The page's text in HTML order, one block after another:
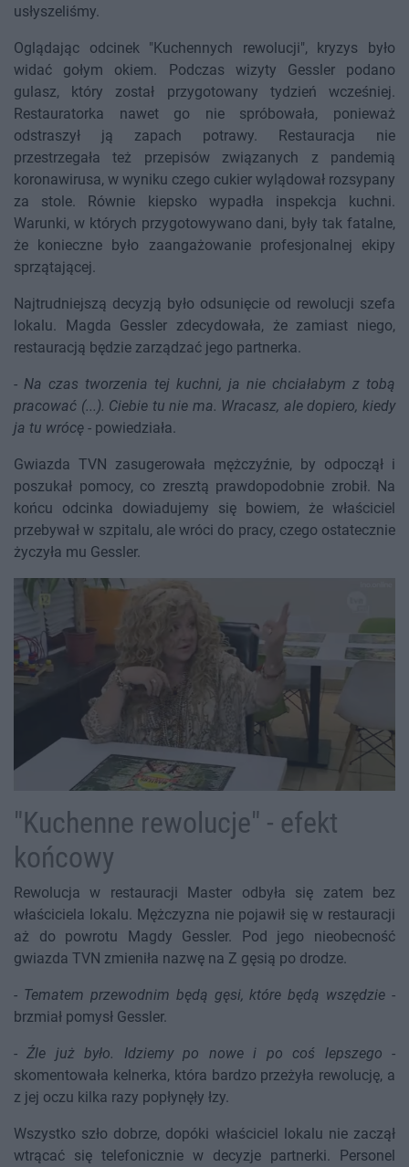
usłyszeliśmy.
Oglądając odcinek "Kuchennych rewolucji", kryzys było
widać gołym okiem. Podczas wizyty Gessler podano
gulasz, który został przygotowany tydzień wcześniej.
Restauratorka nawet go nie spróbowała, ponieważ
odstraszył ją zapach potrawy. Restauracja nie
przestrzegała też przepisów związanych z pandemią
koronawirusa, w wyniku czego cukier wylądował rozsypany
za stole. Równie kiepsko wypadła inspekcja kuchni.
Warunki, w których przygotowywano dani, były tak fatalne,
że konieczne było zaangażowanie profesjonalnej ekipy
sprzątającej.
Najtrudniejszą decyzją było odsunięcie od rewolucji szefa
lokalu. Magda Gessler zdecydowała, że zamiast niego,
restauracją będzie zarządzać jego partnerka.
- Na czas tworzenia tej kuchni, ja nie chciałabym z tobą
pracować (...). Ciebie tu nie ma. Wracasz, ale dopiero, kiedy
ja tu wrócę - powiedziała.
Gwiazda TVN zasugerowała mężczyźnie, by odpoczął i
poszukał pomocy, co zresztą prawdopodobnie zrobił. Na
końcu odcinka dowiadujemy się bowiem, że właściciel
przebywał w szpitalu, ale wróci do pracy, czego ostatecznie
życzyła mu Gessler.
"Kuchenne rewolucje" - efekt
końcowy
Rewolucja w restauracji Master odbyła się zatem bez
właściciela lokalu. Mężczyzna nie pojawił się w restauracji
aż do powrotu Magdy Gessler. Pod jego nieobecność
gwiazda TVN zmieniła nazwę na Z gęsią po drodze.
- Tematem przewodnim będą gęsi, które będą wszędzie -
brzmiał pomysł Gessler.
-Źle już było. Idziemy po nowe i po coś lepszego -
skomentowała kelnerka, która bardzo przeżyła rewolucję, a
z jej oczu kilka razy popłynęły łzy.
Wszystko szło dobrze, dopóki właściciel lokalu nie zaczął
wtrącać się telefonicznie w decyzje partnerki. Personel